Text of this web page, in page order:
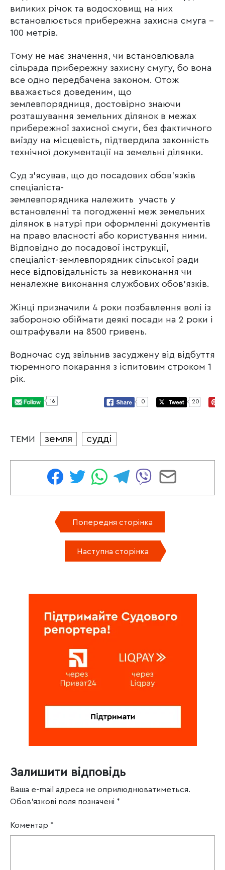
виликих річок та водосховищ на них
встановлюється прибережна захисна смуга –
100 метрів.
Тому не має значення, чи встановлювала
сільрада прибережну захисну смугу, бо вона
все одно передбачена законом. Отож
вважається доведеним, що
землевпорядниця, достовірно знаючи
розташування земельних ділянок в межах
прибережної захисної смуги, без фактичного
виїзду на місцевість, підтвердила законність
технічної документації на земельні ділянки.
Суд з’ясував, що до посадових обов’язків
спеціаліста-
землевпорядника належить участь у
встановленні та погодженні меж земельних
ділянок в натурі при оформленні документів
на право власності або користування ними.
Відповідно до посадової інструкції,
спеціаліст-землевпорядник сільської ради
несе відповідальність за невиконання чи
неналежне виконання службових обов’язків.
Жінці призначили 4 роки позбавлення волі із
забороною обіймати деякі посади на 2 роки і
оштрафували на 8500 гривень.
Водночас суд звільнив засуджену від відбуття
тюремного покарання з іспитовим строком 1
рік.
16 0 20
ТЕМИ земля судді
Попередня сторінка
Наступна сторінка
Залишити відповідь
Ваша e-mail адреса не оприлюднюватиметься.
Обов’язкові поля позначені *
Коментар *